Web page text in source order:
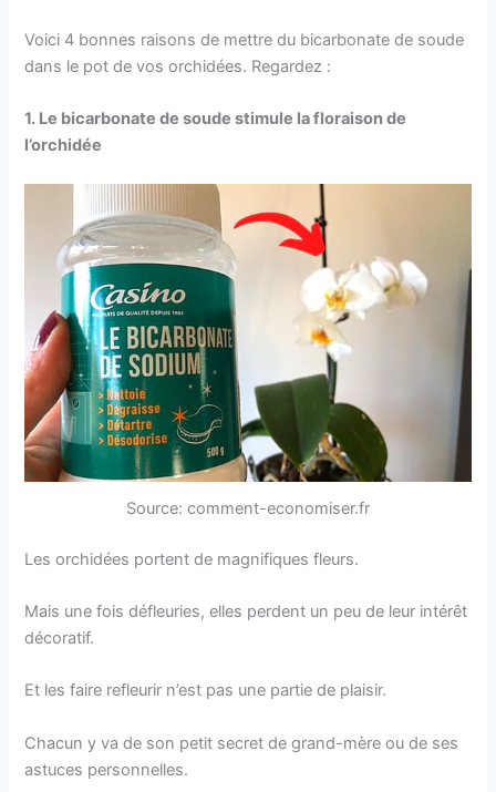
Voici 4 bonnes raisons de mettre du bicarbonate de soude
dans le pot de vos orchidées. Regardez :
1. Le bicarbonate de soude stimule la floraison de
l’orchidée
Source: comment-economiser.fr
Les orchidées portent de magnifiques fleurs.
Mais une fois défleuries, elles perdent un peu de leur intérêt
décoratif.
Et les faire refleurir n’est pas une partie de plaisir.
Chacun y va de son petit secret de grand-mère ou de ses
astuces personnelles.